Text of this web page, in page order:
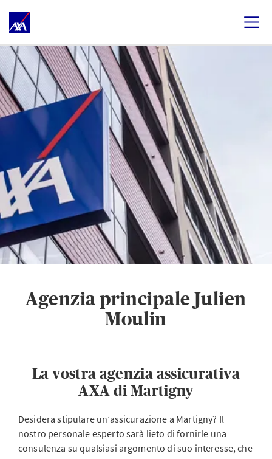
Agenzia principale Julien
Moulin
La vostra agenzia assicurativa
AXA di Martigny
Desidera stipulare un’assicurazione a Martigny? Il
nostro personale esperto sarà lieto di fornirle una
consulenza su qualsiasi argomento di suo interesse, che